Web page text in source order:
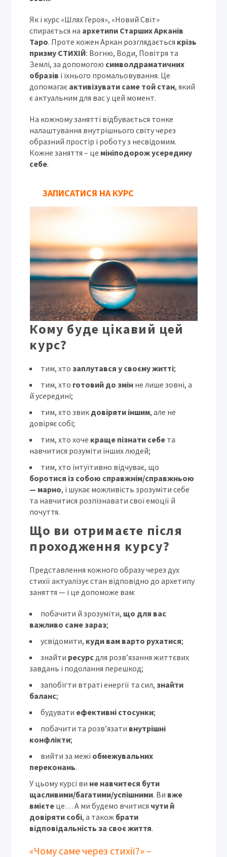
Як і курс «Шлях Героя», «Новий Світ»
спирається на архетипи Старших Арканів
Таро. Проте кожен Аркан розглядається крізь
призму СТИХІЙ: Вогню, Води, Повітря та
Землі, за допомогою символдраматичних
образів і їхнього промальовування. Це
допомагає активізувати саме той стан, який
є актуальним для вас у цей момент.
На кожному занятті відбувається тонке
налаштування внутрішнього світу через
образний простір і роботу з несвідомим.
Кожне заняття – це мініподорож усередину
себе.
ЗАПИСАТИСЯ НА КУРС
Кому буде цікавий цей
курс?
тим, хто заплутався у своєму житті;
тим, хто готовий до змін не лише зовні, а
й усередині;
тим, хто звик довіряти іншим, але не
довіряє собі;
тим, хто хоче краще пізнати себе та
навчитися розуміти інших людей;
тим, хто інтуїтивно відчуває, що
боротися із собою справжнім/справжньою
— марно, і шукає можливість зрозуміти себе
та навчитися розпізнавати свої емоції й
почуття.
Що ви отримаєте після
проходження курсу?
Представлення кожного образу через дух
стихії актуалізує стан відповідно до архетипу
заняття — і це допоможе вам:
побачити й зрозуміти, що для вас
важливо саме зараз;
усвідомити, куди вам варто рухатися;
знайти ресурсдля розв’язання життєвих
завдань і подолання перешкод;
запобігти втраті енергії та сил, знайти
баланс;
будувати ефективні стосунки;
побачити та розв’язати внутрішні
конфлікти;
вийти за межі обмежувальних
переконань.
У цьому курсі ви не навчитеся бути
щасливими/багатими/успішними. Ви вже
вмієте це… А ми будемо вчитися чути й
довіряти собі, а також брати
відповідальність за своє життя.
«Чому саме через стихії?» –